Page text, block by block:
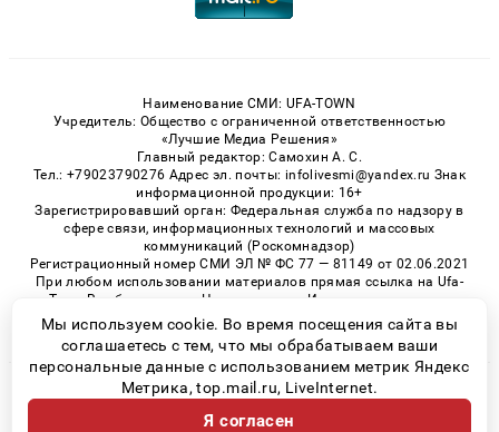
Наименование СМИ: UFA-TOWN
Учредитель: Общество с ограниченной ответственностью
«Лучшие Медиа Решения»
Главный редактор: Самохин А. С.
Тел.: +79023790276 Адрес эл. почты: infolivesmi@yandex.ru Знак
информационной продукции: 16+
Зарегистрировавший орган: Федеральная служба по надзору в
сфере связи, информационных технологий и массовых
коммуникаций (Роскомнадзор)
Регистрационный номер СМИ ЭЛ № ФС 77 — 81149 от 02.06.2021
При любом использовании материалов прямая ссылка на Ufa-
Town.Ru обязательна. Цитирование в Интернете возможно
только при наличии письменного разрешения.
© 2026 «Ufa-Town» | Все права защищены
Возрастная категория сайта 16+
Мы используем cookie. Во время посещения сайта вы
соглашаетесь с тем, что мы обрабатываем ваши
персональные данные с использованием метрик Яндекс
Метрика, top.mail.ru, LiveInternet.
Я согласен